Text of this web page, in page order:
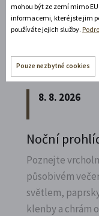
světlem,
klenby a chrám
Rozbalte si další akce
8. 8. 2026
Noční
Poznejte
působivém
světlem,
klenby a chrám
mohou být ze zemí mimo
informacemi, které jste jim
používáte jejich služby.
Pouze nezbytné cookies